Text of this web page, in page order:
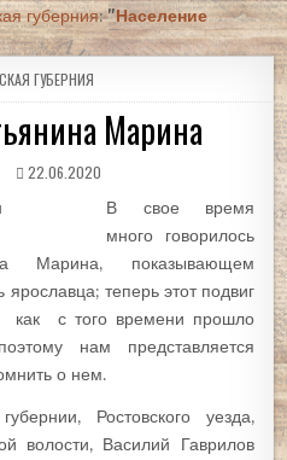
губерния:"Население
ГУБЕРНИЯ
Марина
22.06.2020
В свое время
много говорилось
Марина, показывающем
ярославца; теперь этот подвиг
как с того времени прошло
нам представляется
о нем.
Ростовского уезда,
волости, Василий Гаврилов